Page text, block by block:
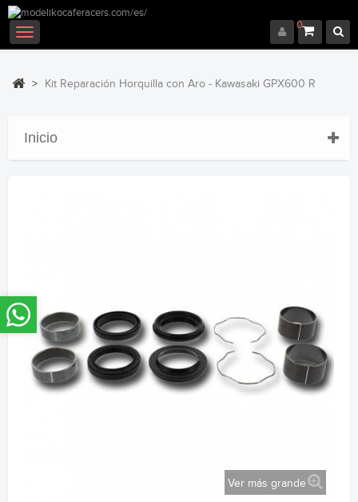
0
Navegación
Toggle
> Kit Reparación Horquilla con Aro - Kawasaki GPX600 R
Inicio
Ver más grande